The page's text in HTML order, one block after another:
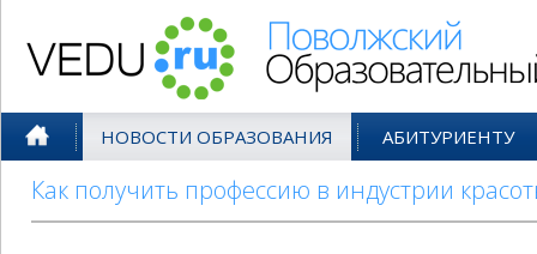
НОВОСТИ ОБРАЗОВАНИЯ АБИТУРИЕНТУ
Как получить профессию в индустрии